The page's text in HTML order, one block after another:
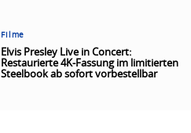
Filme
Elvis Presley Live in Concert:
Restaurierte 4K-Fassung im limitierten
Steelbook ab sofort vorbestellbar